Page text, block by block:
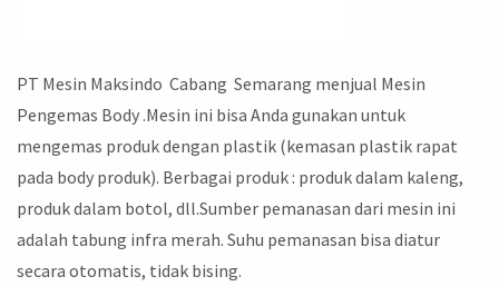
PT Mesin Maksindo Cabang Semarang menjual Mesin
Pengemas Body .Mesin ini bisa Anda gunakan untuk
mengemas produk dengan plastik (kemasan plastik rapat
pada body produk). Berbagai produk : produk dalam kaleng,
produk dalam botol, dll.Sumber pemanasan dari mesin ini
adalah tabung infra merah. Suhu pemanasan bisa diatur
secara otomatis, tidak bising.